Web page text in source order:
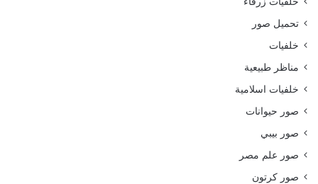
تحميل صور
خلفيات
مناظر طبيعية
خلفيات اسلامية
صور حيوانات
صور بيبي
صور علم مصر
صور كرتون